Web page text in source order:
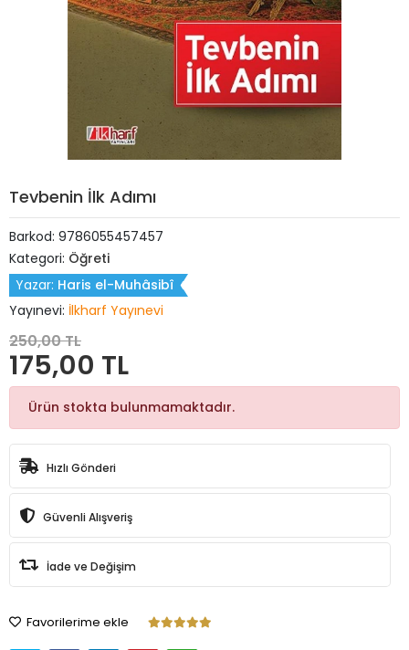
Tevbenin İlk Adımı
Barkod: 9786055457457
Kategori: Öğreti
Yazar: Haris el-Muhâsibî
Yayınevi: İlkharf Yayınevi
250,00 TL
175,00 TL
Ürün stokta bulunmamaktadır.
Hızlı Gönderi
Güvenli Alışveriş
İade ve Değişim
Favorilerime ekle